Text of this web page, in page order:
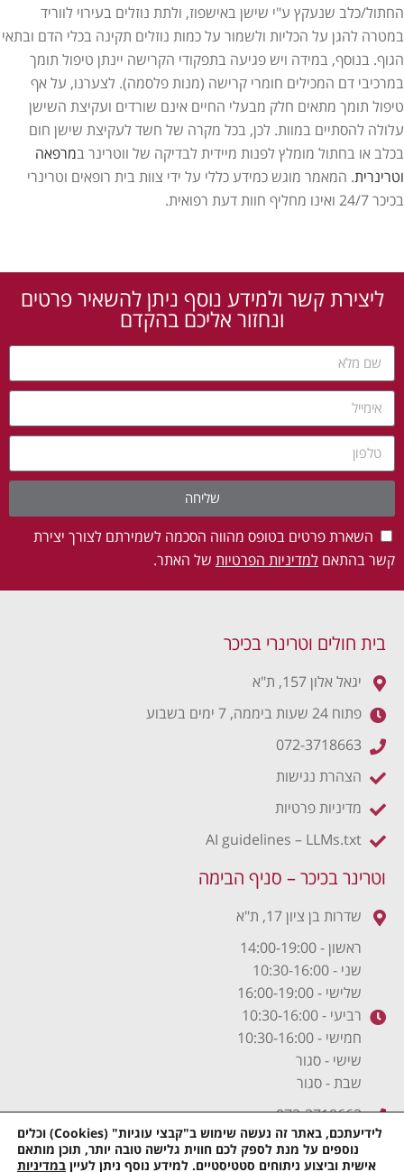
החתול/כלב שנעקץ ע"י שישן באישפוז, ולתת נוזלים בעירוי לווריד
במטרה להגן על הכליות ולשמור על כמות נוזלים תקינה בכלי הדם ובתאי
הגוף. בנוסף, במידה ויש פגיעה בתפקודי הקרישה יינתן טיפול תומך
במרכיבי דם המכילים חומרי קרישה (מנות פלסמה). לצערנו, על אף
טיפול תומך מתאים חלק מבעלי החיים אינם שורדים ועקיצת השישן
עלולה להסתיים במוות. לכן, בכל מקרה של חשד לעקיצת שישן חום
בכלב או בחתול מומלץ לפנות מיידית לבדיקה של ווטרינר במרפאה
וטרינרית. המאמר מוגש כמידע כללי על ידי צוות בית רופאים וטרינרי
בכיכר 24/7 ואינו מחליף חוות דעת רפואית.
ליצירת קשר ולמידע נוסף ניתן להשאיר פרטים
ונחזור אליכם בהקדם
השארת פרטים בטופס מהווה הסכמה לשמירתם לצורך יצירת
קשר בהתאם למדיניות הפרטיות של האתר.
שליחה
בית חולים וטרינרי בכיכר
יגאל אלון 157, ת"א
פתוח 24 שעות ביממה, 7 ימים בשבוע
072-3718663
הצהרת נגישות
מדיניות פרטיות
AI guidelines – LLMs.txt
וטרינר בכיכר – סניף הבימה
שדרות בן ציון 17, ת"א
ראשון - 14:00-19:00
שני - 10:30-16:00
שלישי - 16:00-19:00
רביעי - 10:30-16:00
חמישי - 10:30-16:00
שישי - סגור
שבת - סגור
072-3718663
לידיעתכם, באתר זה נעשה שימוש ב"קבצי עוגיות" (Cookies) וכלים
נוספים על מנת לספק לכם חווית גלישה טובה יותר, תוכן מותאם
אישית וביצוע ניתוחים סטטיסטיים. למידע נוסף ניתן לעיין במדיניות